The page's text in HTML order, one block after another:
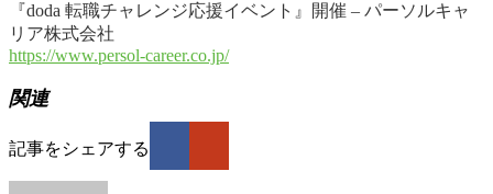
『doda 転職チャレンジ応援イベント』開催 – パーソルキャ
リア株式会社
https://www.persol-career.co.jp/
関連
記事をシェアする